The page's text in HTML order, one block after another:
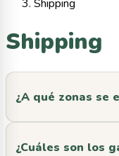
Shipping
Shipping
¿A qué zonas se
¿Cuáles son los